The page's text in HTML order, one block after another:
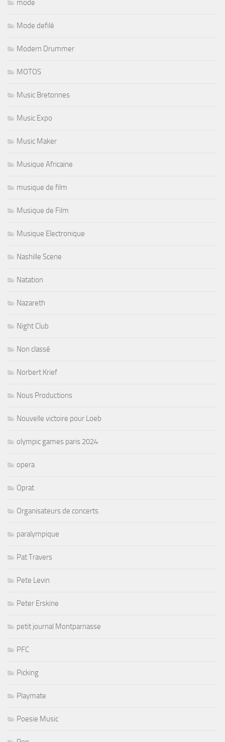
mode
Mode defilé
Modern Drummer
MOTOS
Music Bretonnes
Music Expo
Music Maker
Musique Africaine
musique de film
Musique de Film
Musique Electronique
Nashille Scene
Natation
Nazareth
Night Club
Non classé
Norbert Krief
Nous Productions
Nouvelle victoire pour Loeb
olympic games paris 2024
opera
Oprat
Organisateurs de concerts
paralympique
Pat Travers
Pete Levin
Peter Erskine
petit journal Montparnasse
PFC
Picking
Playmate
Poesie Music